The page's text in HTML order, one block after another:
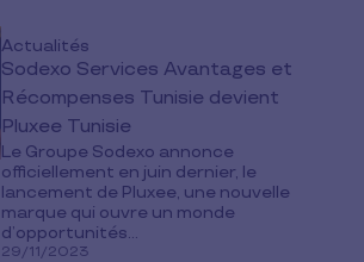
Actualités
Sodexo Services Avantages et
Récompenses Tunisie devient
Pluxee Tunisie
Le Groupe Sodexo annonce
officiellement en juin dernier, le
lancement de Pluxee, une nouvelle
marque qui ouvre un monde
d’opportunités...
29/11/2023